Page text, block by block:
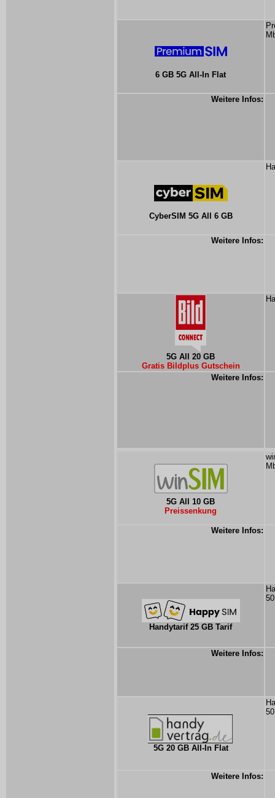
6 GB 5G All-In Flat
Weitere Infos:
CyberSIM 5G All 6 GB
Weitere Infos:
5G All 20 GB
Gratis Bildplus Gutschein
Weitere Infos:
5G All 10 GB
Preissenkung
Weitere Infos:
Handytarif 25 GB Tarif
Weitere Infos:
5G 20 GB All-In Flat
Weitere Infos: